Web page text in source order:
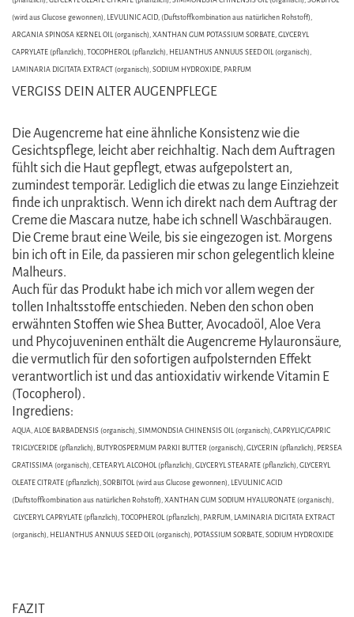
(wird aus Glucose gewonnen), LEVULINIC ACID, (Duftstoffkombination aus natürlichen Rohstoff),
ARGANIA SPINOSA KERNEL OIL (organisch), XANTHAN GUM POTASSIUM SORBATE, GLYCERYL
CAPRYLATE (pflanzlich), TOCOPHEROL (pflanzlich), HELIANTHUS ANNUUS SEED OIL (organisch),
LAMINARIA DIGITATA EXTRACT (organisch), SODIUM HYDROXIDE, PARFUM
VERGISS DEIN ALTER AUGENPFLEGE
Die Augencreme hat eine ähnliche Konsistenz wie die
Gesichtspflege, leicht aber reichhaltig. Nach dem Auftragen
fühlt sich die Haut gepflegt, etwas aufgepolstert an,
zumindest temporär. Lediglich die etwas zu lange Einziehzeit
finde ich unpraktisch. Wenn ich direkt nach dem Auftrag der
Creme die Mascara nutze, habe ich schnell Waschbäraugen.
Die Creme braut eine Weile, bis sie eingezogen ist. Morgens
bin ich oft in Eile, da passieren mir schon gelegentlich kleine
Malheurs.
Auch für das Produkt habe ich mich vor allem wegen der
tollen Inhaltsstoffe entschieden. Neben den schon oben
erwähnten Stoffen wie Shea Butter, Avocadoöl, Aloe Vera
und Phycojuveninen enthält die Augencreme Hylauronsäure,
die vermutlich für den sofortigen aufpolsternden Effekt
verantwortlich ist und das antioxidativ wirkende Vitamin E
(Tocopherol).
Ingrediens:
AQUA, ALOE BARBADENSIS (organisch), SIMMONDSIA CHINENSIS OIL (organisch), CAPRYLIC/CAPRIC
TRIGLYCERIDE (pflanzlich), BUTYROSPERMUM PARKII BUTTER (organisch), GLYCERIN (pflanzlich), PERSEA
GRATISSIMA (organisch), CETEARYL ALCOHOL (pflanzlich), GLYCERYL STEARATE (pflanzlich), GLYCERYL
OLEATE CITRATE (pflanzlich), SORBITOL (wird aus Glucose gewonnen), LEVULINIC ACID
(Duftstoffkombination aus natürlichen Rohstoff), XANTHAN GUM SODIUM HYALURONATE (organisch),
GLYCERYL CAPRYLATE (pflanzlich), TOCOPHEROL (pflanzlich), PARFUM, LAMINARIA DIGITATA EXTRACT
(organisch), HELIANTHUS ANNUUS SEED OIL (organisch), POTASSIUM SORBATE, SODIUM HYDROXIDE
FAZIT